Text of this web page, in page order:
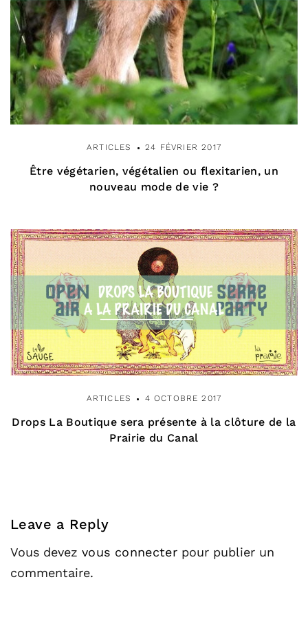
ARTICLES 24 FÉVRIER 2017
Être végétarien, végétalien ou flexitarien, un
nouveau mode de vie ?
ARTICLES 4 OCTOBRE 2017
Drops La Boutique sera présente à la clôture de la
Prairie du Canal
Leave a Reply
Vous devez vous connecter pour publier un
commentaire.